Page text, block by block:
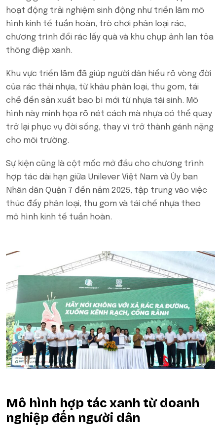
hoạt động trải nghiệm sinh động như triển lãm mô
hình kinh tế tuần hoàn, trò chơi phân loại rác,
chương trình đổi rác lấy quà và khu chụp ảnh lan tỏa
thông điệp xanh.
Khu vực triển lãm đã giúp người dân hiểu rõ vòng đời
của rác thải nhựa, từ khâu phân loại, thu gom, tái
chế đến sản xuất bao bì mới từ nhựa tái sinh. Mô
hình này minh họa rõ nét cách mà nhựa có thể quay
trở lại phục vụ đời sống, thay vì trở thành gánh nặng
cho môi trường.
Sự kiện cũng là cột mốc mở đầu cho chương trình
hợp tác dài hạn giữa Unilever Việt Nam và Ủy ban
Nhân dân Quận 7 đến năm 2025, tập trung vào việc
thúc đẩy phân loại, thu gom và tái chế nhựa theo
mô hình kinh tế tuần hoàn.
Mô hình hợp tác xanh từ doanh
nghiệp đến người dân